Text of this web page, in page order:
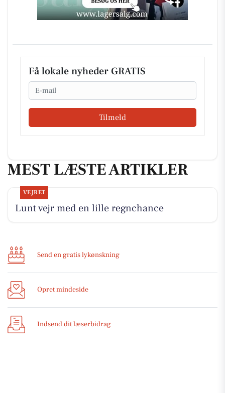
Få lokale nyheder GRATIS
Email
Tilmeld
MEST LÆSTE ARTIKLER
VEJRET
Lunt vejr med en lille regnchance
Send en gratis lykønskning
Opret mindeside
Indsend dit læserbidrag